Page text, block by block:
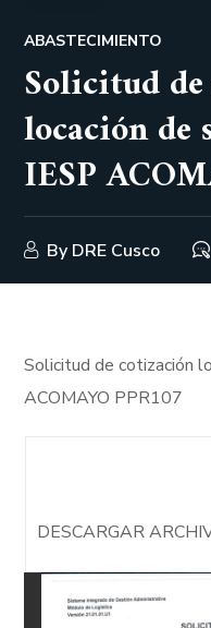
ABASTECIMIENTO
Solicitud
locación de
IESP
By DRE Cusco
Solicitud de cotización
ACOMAYO PPR107
DESCARGAR